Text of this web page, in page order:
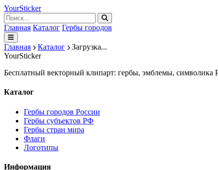
YourSticker
Главная Каталог Гербы городов
Главная Каталог
Загрузка...
YourSticker
Бесплатный векторный клипарт: гербы, эмблемы,
Каталог
Гербы городов России
Гербы субъектов РФ
Гербы стран мира
Флаги
Логотипы
Информация